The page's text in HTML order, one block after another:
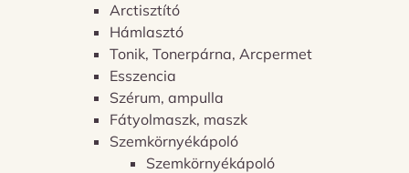
Arctisztító
Hámlasztó
Tonik, Tonerpárna, Arcpermet
Esszencia
Szérum, ampulla
Fátyolmaszk, maszk
Szemkörnyékápoló
Szemkörnyékápoló